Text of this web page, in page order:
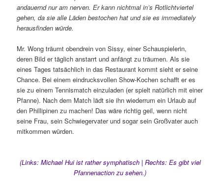
andauernd nur am nerven. Er kann nichtmal in’s Rotlichtviertel
gehen, da sie alle Läden bestochen hat und sie es immediately
herausfinden würde.
Mr. Wong träumt obendrein von Sissy, einer Schauspielerin,
deren Bild er täglich anstarrt und anfängt zu träumen. Als sie
eines Tages tatsächlich in das Restaurant kommt sieht er seine
Chance. Bei einem eindrucksvollen Show-Kochen schafft er es
sie zu einem Tennismatch einzuladen (er spielt natürlich mit einer
Pfanne). Nach dem Match lädt sie ihn wiederrum ein Urlaub auf
den Phillipinen zu machen! Das wäre richtig geil, wenn nicht
seine Frau, sein Schwiegervater und sogar sein Großvater auch
mitkommen würden.
(Links: Michael Hui ist rather symphatisch | Rechts: Es gibt viel
Pfannenaction zu sehen.)